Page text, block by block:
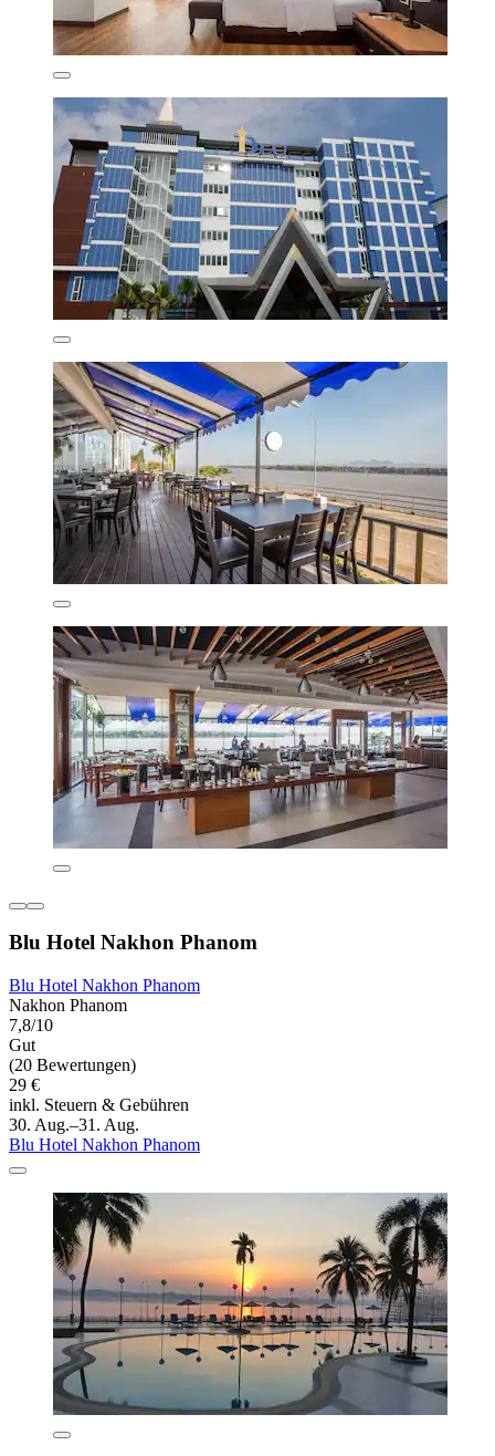
Blu Hotel Nakhon Phanom
Blu Hotel Nakhon Phanom
Nakhon Phanom
7,8/10
Gut
(20 Bewertungen)
29 €
inkl. Steuern & Gebühren
30. Aug.–31. Aug.
Blu Hotel Nakhon Phanom